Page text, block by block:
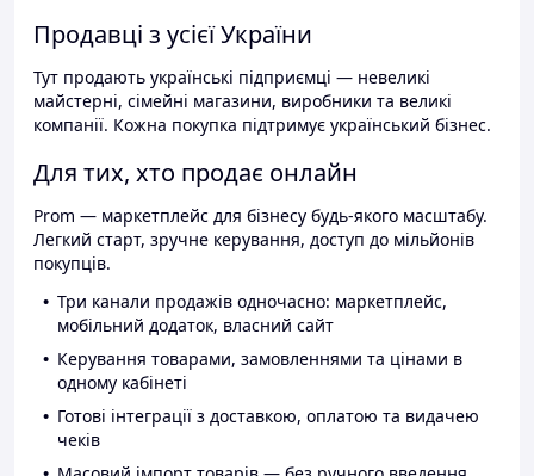
Продавці з усієї України
Тут продають українські підприємці — невеликі
майстерні, сімейні магазини, виробники та великі
компанії. Кожна покупка підтримує український бізнес.
Для тих, хто продає онлайн
Prom — маркетплейс для бізнесу будь-якого масштабу.
Легкий старт, зручне керування, доступ до мільйонів
покупців.
Три канали продажів одночасно: маркетплейс,
мобільний додаток, власний сайт
Керування товарами, замовленнями та цінами в
одному кабінеті
Готові інтеграції з доставкою, оплатою та видачею
чеків